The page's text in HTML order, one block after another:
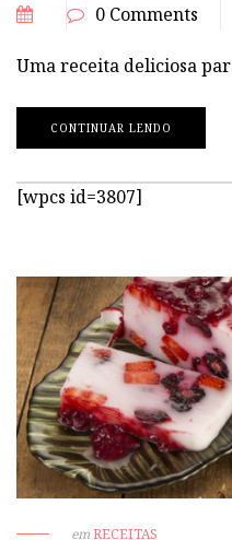
0 Comments
Uma receita deliciosa
CONTINUAR LENDO
[wpcs id=3807]
emRECEITAS